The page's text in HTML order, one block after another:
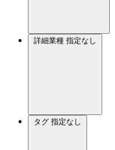
詳細業種 指定なし
タグ 指定なし